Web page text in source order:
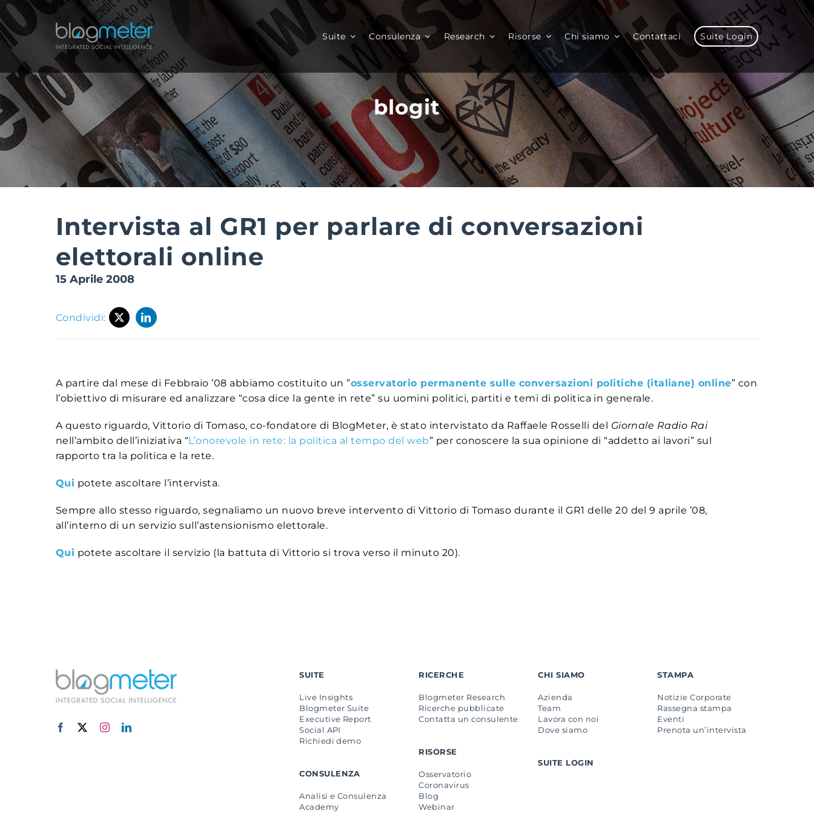
Salta
al
contenuto
Suite Consulenza Research Risorse Chi siamo Contattaci Suite Login
blogit
Intervista al GR1 per parlare di conversazioni
elettorali online
15 Aprile 2008
Condividi:
A partire dal mese di Febbraio ’08 abbiamo costituito un ”osservatorio permanente sulle conversazioni politiche (italiane) online” con
l’obiettivo di misurare ed analizzare “cosa dice la gente in rete” su uomini politici, partiti e temi di politica in generale.
A questo riguardo, Vittorio di Tomaso, co-fondatore di BlogMeter, è stato intervistato da Raffaele Rosselli del Giornale Radio Rai
nell’ambito dell’iniziativa “L’onorevole in rete: la politica al tempo del web” per conoscere la sua opinione di “addetto ai lavori” sul
rapporto tra la politica e la rete.
Qui potete ascoltare l’intervista.
Sempre allo stesso riguardo, segnaliamo un nuovo breve intervento di Vittorio di Tomaso durante il GR1 delle 20 del 9 aprile ’08,
all’interno di un servizio sull’astensionismo elettorale.
Qui potete ascoltare il servizio (la battuta di Vittorio si trova verso il minuto 20).
SUITE
Live Insights
Blogmeter Suite
Executive Report
Social API
Richiedi demo
CONSULENZA
Analisi e Consulenza
Academy
RICERCHE
Blogmeter Research
Ricerche pubblicate
Contatta un consulente
RISORSE
Osservatorio
Coronavirus
Blog
Webinar
CHI SIAMO
Azienda
Team
Lavora con noi
Dove siamo
SUITE LOGIN
STAMPA
Notizie Corporate
Rassegna stampa
Eventi
Prenota un’intervista